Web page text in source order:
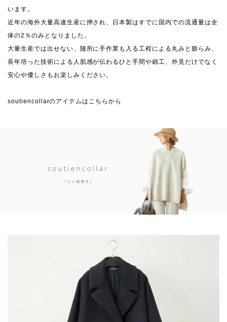
います。
近年の海外大量高速生産に押され、日本製はすでに国内での流通量は全
体の2％のみとなりました。
大量生産では出せない、随所に手作業も入る工程による丸みと膨らみ、
長年培った技術による人肌感が伝わるひと手間や細工、外見だけでなく
安心や優しさもお楽しみください。
soutiencollarのアイテムはこちらから